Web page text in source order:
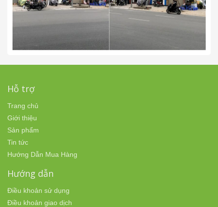
Hỗ trợ
Trang chủ
Giới thiệu
Sản phẩm
Tin tức
Hướng Dẫn Mua Hàng
Hướng dẫn
Điều khoản sử dụng
Điều khoản giao dịch